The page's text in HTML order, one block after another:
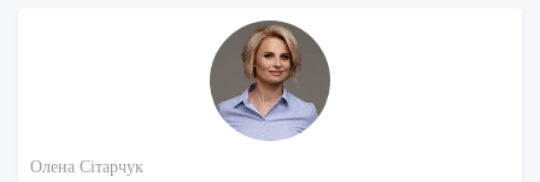
Олена Сітарчук